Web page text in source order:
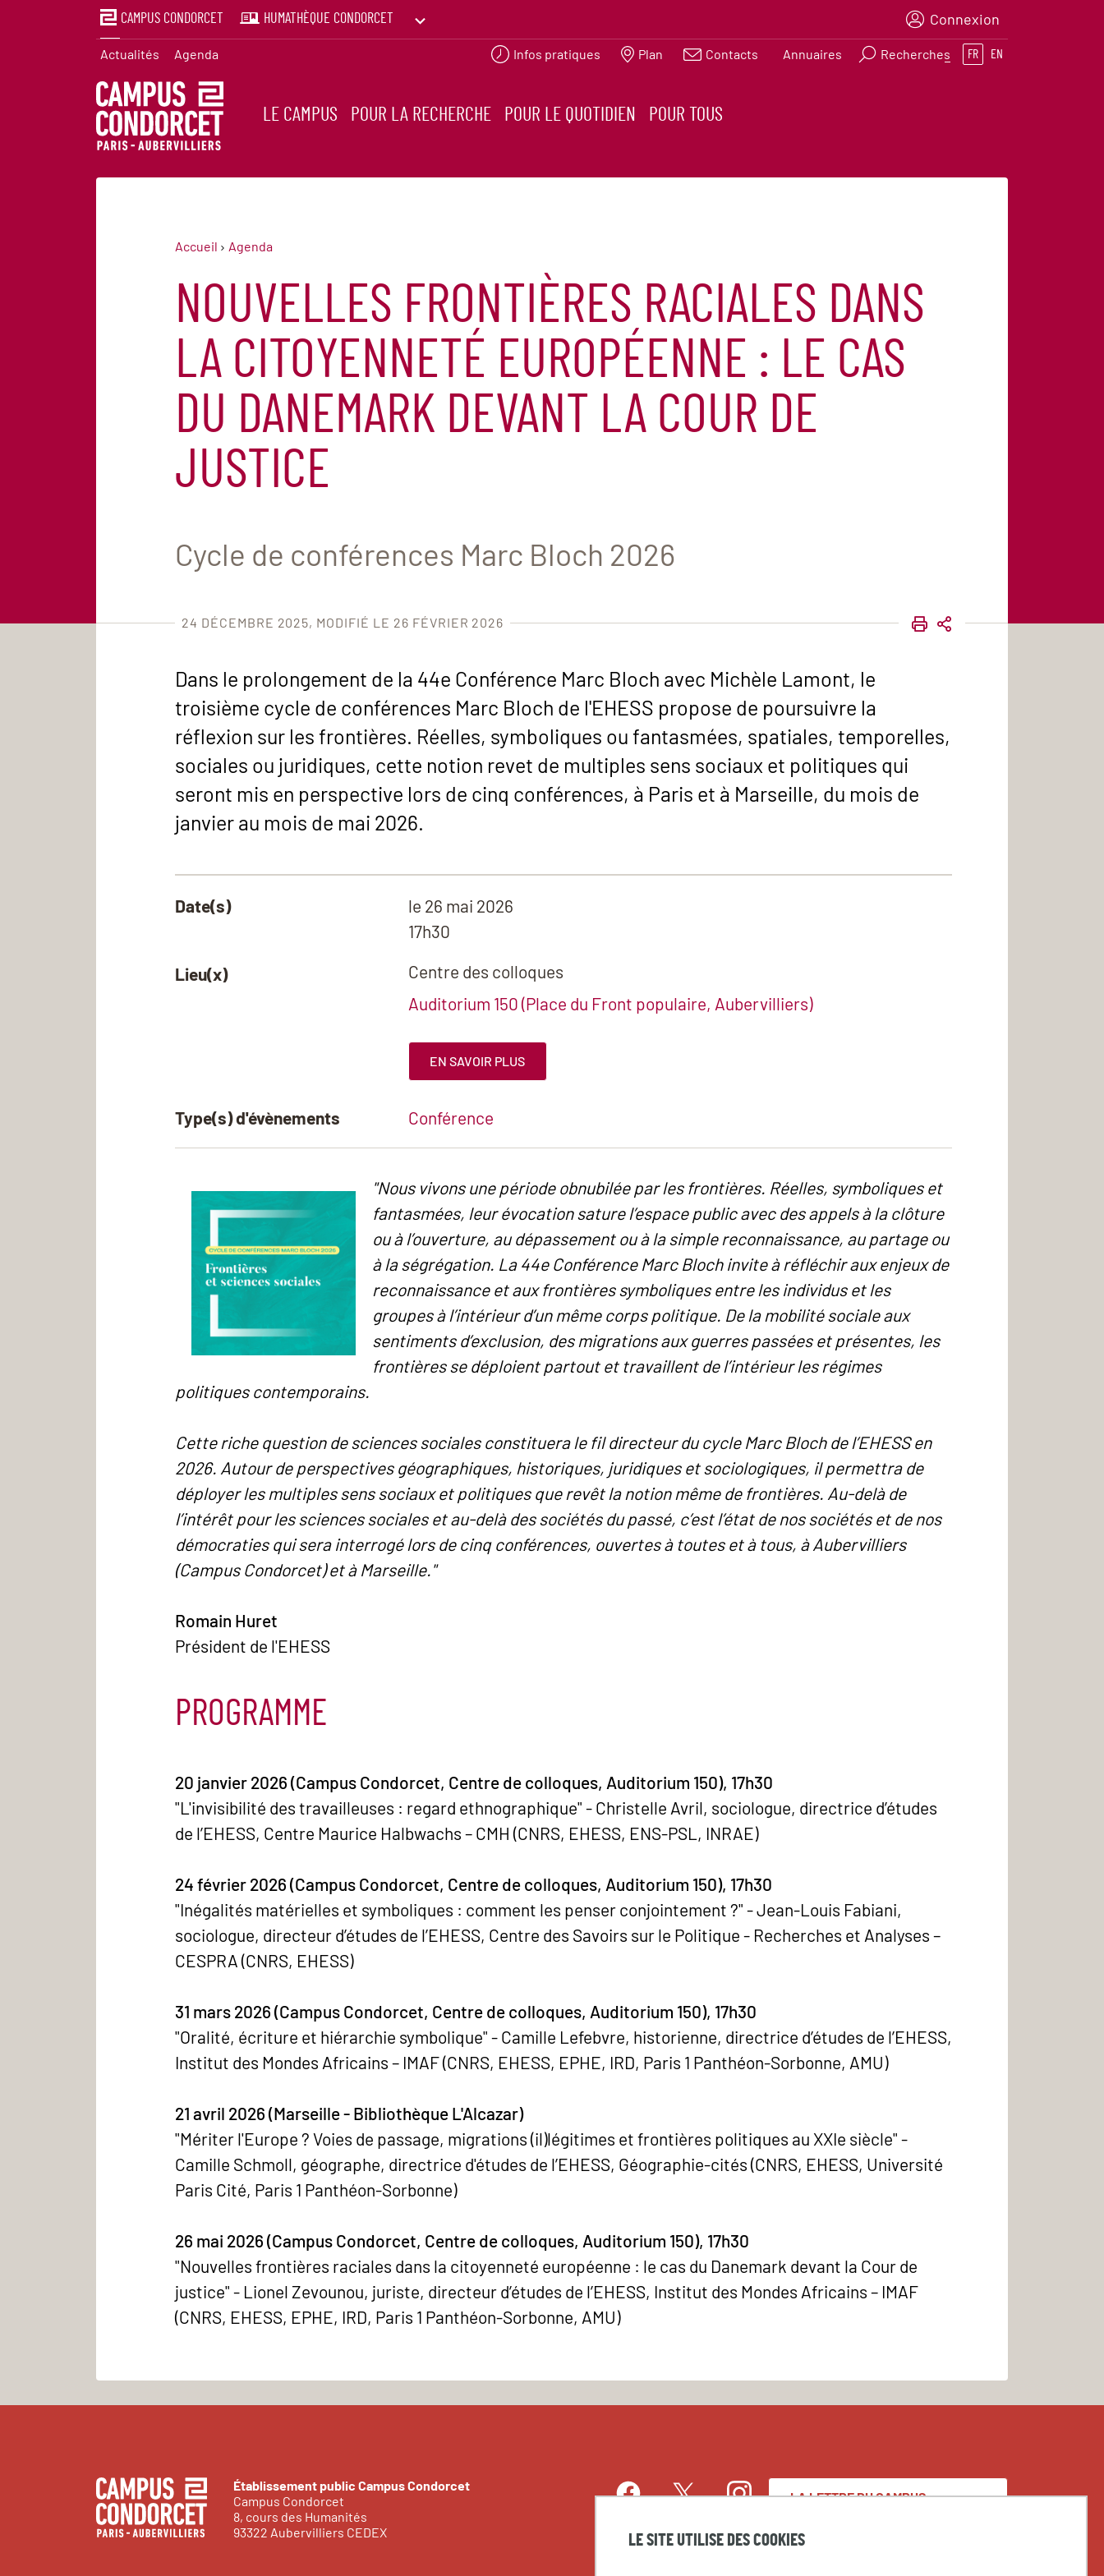
LE SITE UTILISE DES COOKIES
CAMPUS CONDORCET HUMATHÈQUE CONDORCET
PRINTEMPS DES HUMANITÉS
Connexion
Actualités Agenda Infos pratiques Plan Contacts Annuaires Recherches FR EN
LE CAMPUS POUR LA RECHERCHE POUR LE QUOTIDIEN POUR TOUS
Accueil Agenda
NOUVELLES FRONTIÈRES RACIALES DANS
LA CITOYENNETÉ EUROPÉENNE : LE CAS
DU DANEMARK DEVANT LA COUR DE
JUSTICE
Cycle de conférences Marc Bloch 2026
24 DÉCEMBRE 2025 MODIFIÉ LE 26 FÉVRIER 2026 IMPRIMER
PARTAGER
Dans le prolongement de la 44e Conférence Marc Bloch avec Michèle Lamont, le
troisième cycle de conférences Marc Bloch de l'EHESS propose de poursuivre la
réflexion sur les frontières. Réelles, symboliques ou fantasmées, spatiales, temporelles,
sociales ou juridiques, cette notion revet de multiples sens sociaux et politiques qui
seront mis en perspective lors de cinq conférences, à Paris et à Marseille, du mois de
janvier au mois de mai 2026.
Date(s) le 26 mai 2026
17h30
Lieu(x)
Centre des colloques
Auditorium 150 (Place du Front populaire, Aubervilliers)
EN SAVOIR PLUS
Type(s) d'évènements Conférence
"Nous vivons une période obnubilée par les frontières. Réelles, symboliques et
fantasmées, leur évocation sature l’espace public avec des appels à la clôture
ou à l’ouverture, au dépassement ou à la simple reconnaissance, au partage ou
à la ségrégation. La 44e Conférence Marc Bloch invite à réfléchir aux enjeux de
reconnaissance et aux frontières symboliques entre les individus et les
groupes à l’intérieur d’un même corps politique. De la mobilité sociale aux
sentiments d’exclusion, des migrations aux guerres passées et présentes, les
frontières se déploient partout et travaillent de l’intérieur les régimes
politiques contemporains.
Cette riche question de sciences sociales constituera le fil directeur du cycle Marc Bloch de l’EHESS en
2026. Autour de perspectives géographiques, historiques, juridiques et sociologiques, il permettra de
déployer les multiples sens sociaux et politiques que revêt la notion même de frontières. Au-delà de
l’intérêt pour les sciences sociales et au-delà des sociétés du passé, c’est l’état de nos sociétés et de nos
démocraties qui sera interrogé lors de cinq conférences, ouvertes à toutes et à tous, à Aubervilliers
(Campus Condorcet) et à Marseille."
Romain Huret
Président de l'EHESS
PROGRAMME
20 janvier 2026 (Campus Condorcet, Centre de colloques, Auditorium 150), 17h30
"L'invisibilité des travailleuses : regard ethnographique" - Christelle Avril, sociologue, directrice d’études
de l’EHESS, Centre Maurice Halbwachs – CMH (CNRS, EHESS, ENS-PSL, INRAE)
24 février 2026 (Campus Condorcet, Centre de colloques, Auditorium 150), 17h30
"Inégalités matérielles et symboliques : comment les penser conjointement ?" - Jean-Louis Fabiani,
sociologue, directeur d’études de l’EHESS, Centre des Savoirs sur le Politique - Recherches et Analyses –
CESPRA (CNRS, EHESS)
31 mars 2026 (Campus Condorcet, Centre de colloques, Auditorium 150), 17h30
"Oralité, écriture et hiérarchie symbolique" - Camille Lefebvre, historienne, directrice d’études de l’EHESS,
Institut des Mondes Africains – IMAF (CNRS, EHESS, EPHE, IRD, Paris 1 Panthéon-Sorbonne, AMU)
21 avril 2026 (Marseille - Bibliothèque L'Alcazar)
"Mériter l'Europe ? Voies de passage, migrations (il)légitimes et frontières politiques au XXIe siècle" -
Camille Schmoll, géographe, directrice d'études de l’EHESS, Géographie-cités (CNRS, EHESS, Université
Paris Cité, Paris 1 Panthéon-Sorbonne)
26 mai 2026 (Campus Condorcet, Centre de colloques, Auditorium 150), 17h30
"Nouvelles frontières raciales dans la citoyenneté européenne : le cas du Danemark devant la Cour de
justice" - Lionel Zevounou, juriste, directeur d’études de l’EHESS, Institut des Mondes Africains – IMAF
(CNRS, EHESS, EPHE, IRD, Paris 1 Panthéon-Sorbonne, AMU)
Établissement public Campus Condorcet
Campus Condorcet
8, cours des Humanités
93322 Aubervilliers CEDEX
LinkedIn
LA LETTRE DU CAMPUS